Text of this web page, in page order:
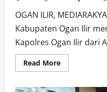
OGAN ILIR,
Kabupaten Ogan Ilir
Kapolres Ogan Ilir dari
Read MoreRead
more